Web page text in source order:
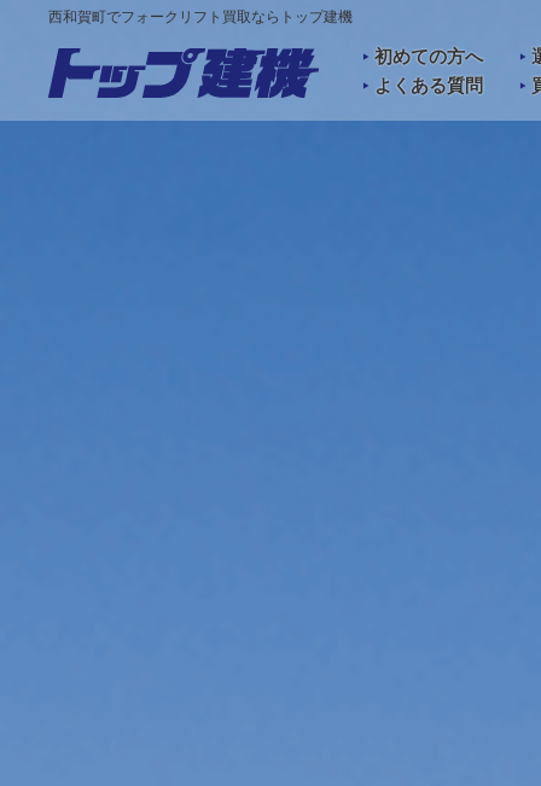
西和賀町でフォークリフト買取ならトップ建機
初めての方へ
よくある質問